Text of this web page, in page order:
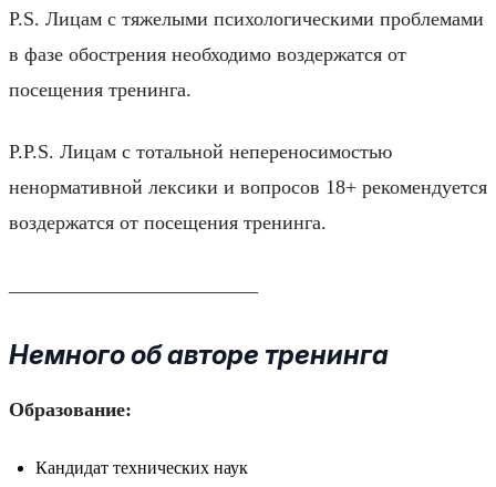
P.S. Лицам с тяжелыми психологическими проблемами
в фазе обострения необходимо воздержатся от
посещения тренинга.
P.P.S. Лицам с тотальной непереносимостью
ненормативной лексики и вопросов 18+ рекомендуется
воздержатся от посещения тренинга.
Немного об авторе тренинга
Образование:
Кандидат технических наук